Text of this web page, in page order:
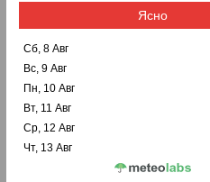
Ясно
Сб, 8 Авг
Вс, 9 Авг
Пн, 10 Авг
Вт, 11 Авг
Ср, 12 Авг
Чт, 13 Авг